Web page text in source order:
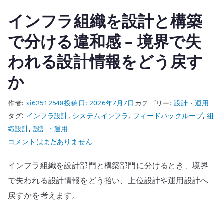
インフラ組織を設計と構築
で分ける違和感 – 境界で失
われる設計情報をどう戻す
か
作者: si62512548投稿日:2026年7月7日 カテゴリー: 設計・運用
タグ: インフラ設計, システムインフラ, フィードバックループ,組
織設計, 設計・運用
イ
フ
ラ
組
コメントはまだありません
インフラ組織を設計部門と構築部門に分けるとき、境界
で失われる設計情報をどう拾い、上位設計や運用設計へ
戻すかを考えます。